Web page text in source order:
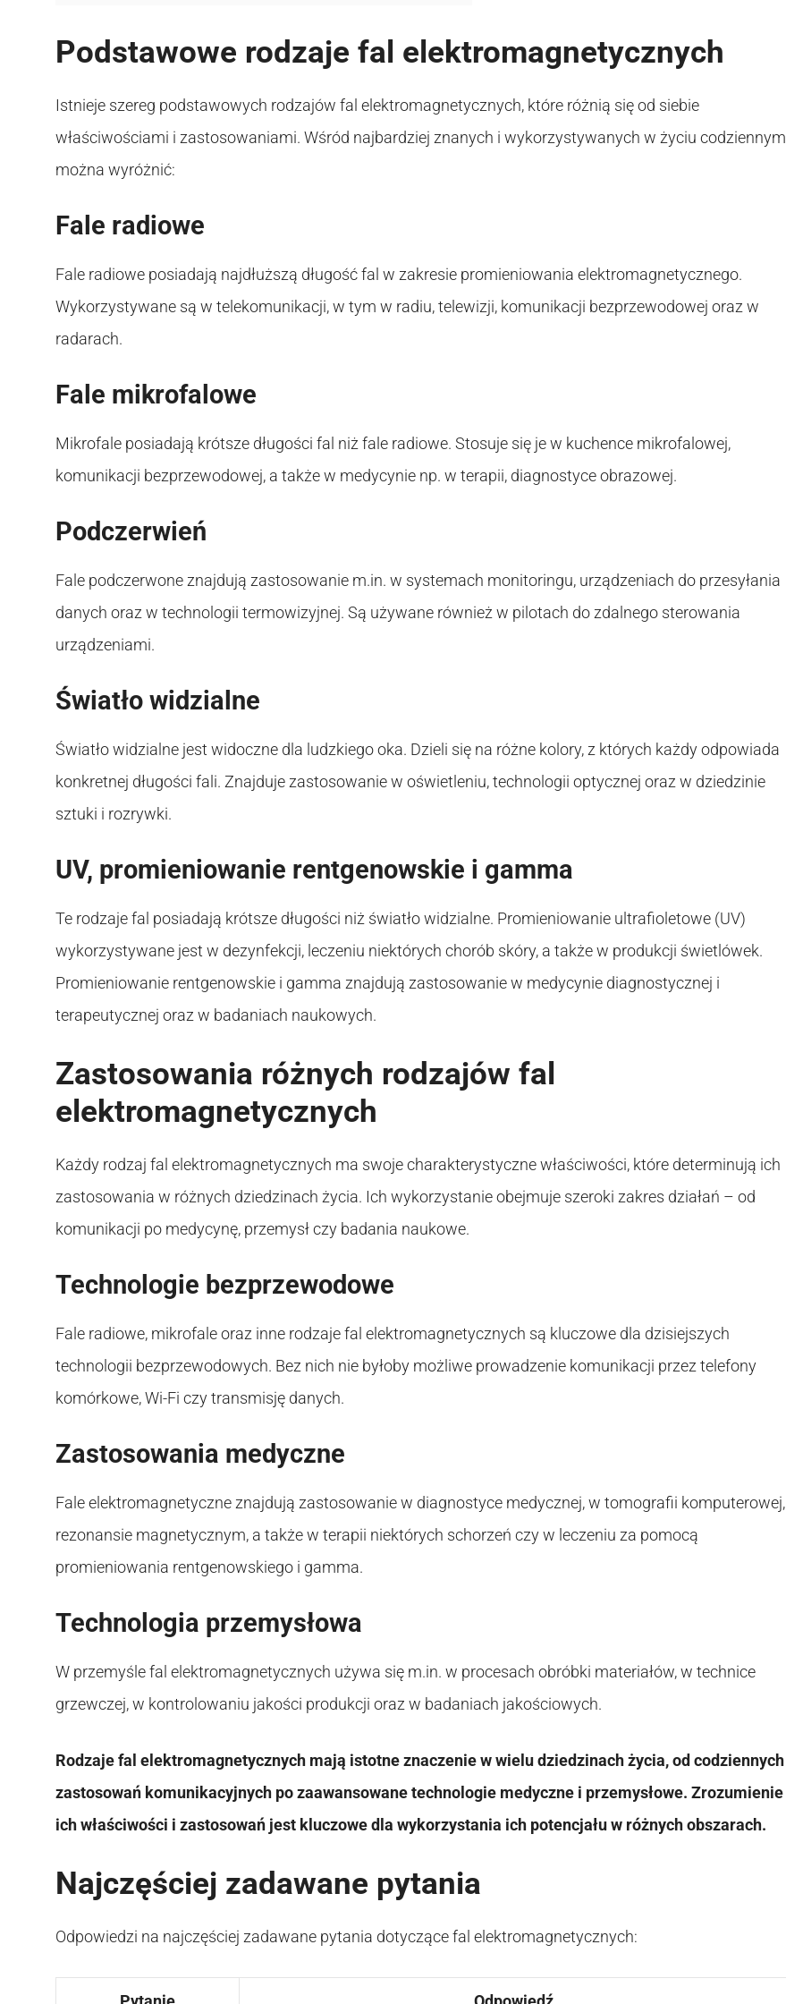
Podstawowe rodzaje fal elektromagnetycznych
Istnieje szereg podstawowych rodzajów fal elektromagnetycznych, które różnią się od siebie
właściwościami i zastosowaniami. Wśród najbardziej znanych i wykorzystywanych w życiu codziennym
można wyróżnić:
Fale radiowe
Fale radiowe posiadają najdłuższą długość fal w zakresie promieniowania elektromagnetycznego.
Wykorzystywane są w telekomunikacji, w tym w radiu, telewizji, komunikacji bezprzewodowej oraz w
radarach.
Fale mikrofalowe
Mikrofale posiadają krótsze długości fal niż fale radiowe. Stosuje się je w kuchence mikrofalowej,
komunikacji bezprzewodowej, a także w medycynie np. w terapii, diagnostyce obrazowej.
Podczerwień
Fale podczerwone znajdują zastosowanie m.in. w systemach monitoringu, urządzeniach do przesyłania
danych oraz w technologii termowizyjnej. Są używane również w pilotach do zdalnego sterowania
urządzeniami.
Światło widzialne
Światło widzialne jest widoczne dla ludzkiego oka. Dzieli się na różne kolory, z których każdy odpowiada
konkretnej długości fali. Znajduje zastosowanie w oświetleniu, technologii optycznej oraz w dziedzinie
sztuki i rozrywki.
UV, promieniowanie rentgenowskie i gamma
Te rodzaje fal posiadają krótsze długości niż światło widzialne. Promieniowanie ultrafioletowe (UV)
wykorzystywane jest w dezynfekcji, leczeniu niektórych chorób skóry, a także w produkcji świetlówek.
Promieniowanie rentgenowskie i gamma znajdują zastosowanie w medycynie diagnostycznej i
terapeutycznej oraz w badaniach naukowych.
Zastosowania różnych rodzajów fal
elektromagnetycznych
Każdy rodzaj fal elektromagnetycznych ma swoje charakterystyczne właściwości, które determinują ich
zastosowania w różnych dziedzinach życia. Ich wykorzystanie obejmuje szeroki zakres działań – od
komunikacji po medycynę, przemysł czy badania naukowe.
Technologie bezprzewodowe
Fale radiowe, mikrofale oraz inne rodzaje fal elektromagnetycznych są kluczowe dla dzisiejszych
technologii bezprzewodowych. Bez nich nie byłoby możliwe prowadzenie komunikacji przez telefony
komórkowe, Wi-Fi czy transmisję danych.
Zastosowania medyczne
Fale elektromagnetyczne znajdują zastosowanie w diagnostyce medycznej, w tomografii komputerowej,
rezonansie magnetycznym, a także w terapii niektórych schorzeń czy w leczeniu za pomocą
promieniowania rentgenowskiego i gamma.
Technologia przemysłowa
W przemyśle fal elektromagnetycznych używa się m.in. w procesach obróbki materiałów, w technice
grzewczej, w kontrolowaniu jakości produkcji oraz w badaniach jakościowych.
Rodzaje fal elektromagnetycznych mają istotne znaczenie w wielu dziedzinach życia, od codziennych
zastosowań komunikacyjnych po zaawansowane technologie medyczne i przemysłowe. Zrozumienie
ich właściwości i zastosowań jest kluczowe dla wykorzystania ich potencjału w różnych obszarach.
Najczęściej zadawane pytania
Odpowiedzi na najczęściej zadawane pytania dotyczące fal elektromagnetycznych: